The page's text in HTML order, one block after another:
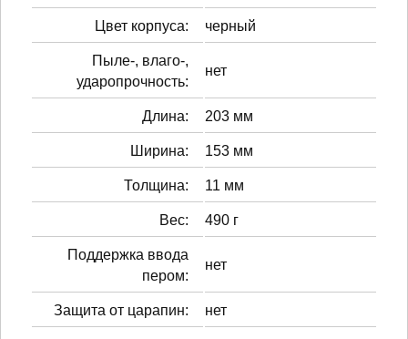
Цвет корпуса: черный
Пыле-, влаго-,
ударопрочность:
нет
Длина: 203 мм
Ширина: 153 мм
Толщина: 11 мм
Вес: 490 г
Поддержка ввода
пером:
нет
Защита от царапин: нет